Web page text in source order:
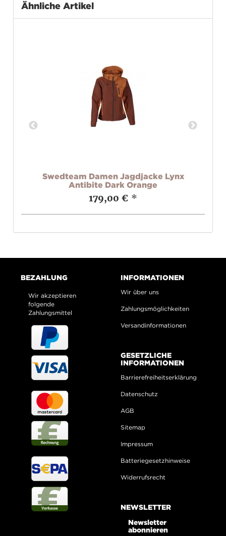
Ähnliche Artikel
Swedteam Damen Jagdjacke Lynx
Antibite Dark Orange
179,00 € *
BEZAHLUNG
Wir akzeptieren
folgende
Zahlungsmittel
INFORMATIONEN
Wir über uns
Zahlungsmöglichkeiten
Versandinformationen
GESETZLICHE
INFORMATIONEN
Barrierefreiheitserklärung
Datenschutz
AGB
Sitemap
Impressum
Batteriegesetzhinweise
Widerrufsrecht
NEWSLETTER
Newsletter
abonnieren